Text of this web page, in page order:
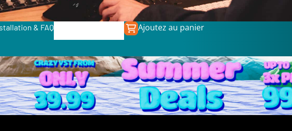
& FAQ Ajoutez au panier